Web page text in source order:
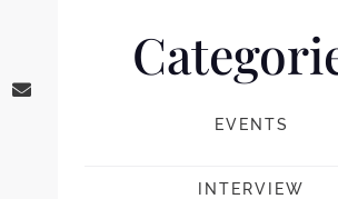
EVENTS
INTERVIEW